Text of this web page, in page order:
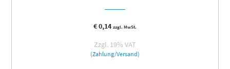
€0,14 zzgl. MwSt.
Zzgl. 19% VAT
(Zahlung/Versand)